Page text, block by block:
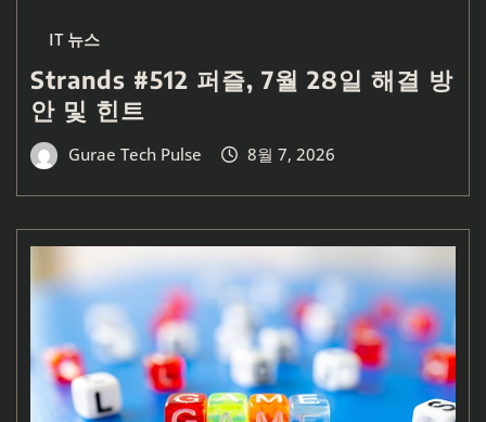
IT 뉴스
Strands #512 퍼즐, 7월 28일 해결 방
안 및 힌트
Gurae Tech Pulse 8월 7, 2026